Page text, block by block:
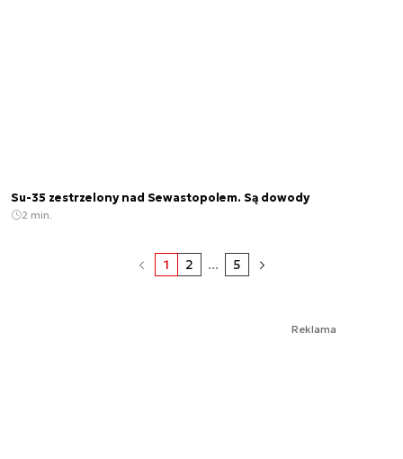
Su-35 zestrzelony nad Sewastopolem. Są dowody
2 min.
1 2 ... 5
Reklama